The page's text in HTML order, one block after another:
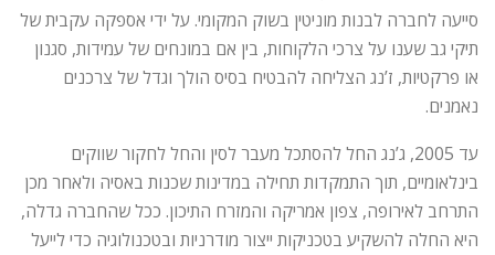
סייעה לחברה לבנות מוניטין בשוק המקומי. על ידי אספקה ​​עקבית של
תיקי גב שענו על צרכי הלקוחות, בין אם במונחים של עמידות, סגנון
או פרקטיות, ז’נג הצליחה להבטיח בסיס הולך וגדל של צרכנים
נאמנים.
עד 2005, ג’נג החל להסתכל מעבר לסין והחל לחקור שווקים
בינלאומיים, תוך התמקדות תחילה במדינות שכנות באסיה ולאחר מכן
התרחב לאירופה, צפון אמריקה והמזרח התיכון. ככל שהחברה גדלה,
היא החלה להשקיע בטכניקות ייצור מודרניות ובטכנולוגיה כדי לייעל